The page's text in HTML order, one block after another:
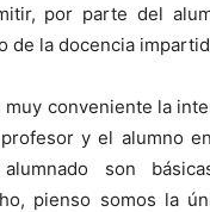
por parte del
de la docencia
muy conveniente la
y el alumno
son
pienso somos la